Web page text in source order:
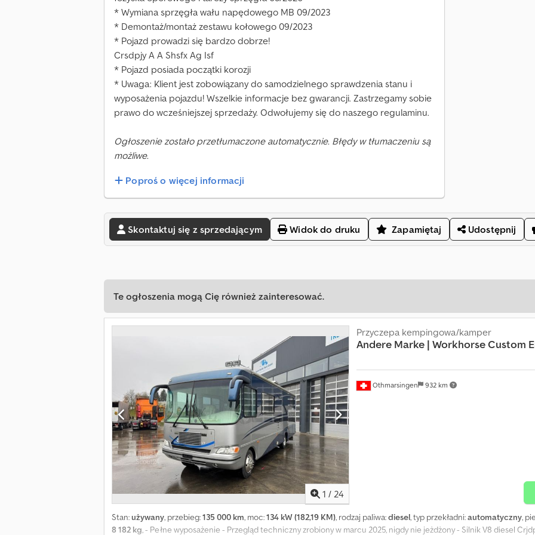
* Wymiana sprzęgła wału napędowego MB 09/2023
* Demontaż/montaż zestawu kołowego 09/2023
* Pojazd prowadzi się bardzo dobrze!
Crsdpjy A A Shsfx Ag Isf
* Pojazd posiada początki korozji
* Uwaga: Klient jest zobowiązany do samodzielnego sprawdzenia stanu i
wyposażenia pojazdu! Wszelkie informacje bez gwarancji. Zastrzegamy sobie
prawo do wcześniejszej sprzedaży. Odwołujemy się do naszego regulaminu.
Ogłoszenie zostało przetłumaczone automatycznie. Błędy w tłumaczeniu są
możliwe.
Poproś o więcej informacji
Skontaktuj się z sprzedającym Widok do druku Zapamiętaj Udostępnij
Te ogłoszenia mogą Cię również zainteresować.
1 / 24
Othmarsingen 932 km
Przyczepa kempingowa/kamper
Andere Marke | Workhorse Custom
Stan:używany, przebieg:135 000 km, moc:134 kW (182,19 KM), rodzaj paliwa:diesel, typ przekładni:automatyczny,
8 182 kg, - Pełne wyposażenie - Przegląd techniczny zrobiony w marcu 2025, nigdy nie jeżdżony - Silnik V8 diesel